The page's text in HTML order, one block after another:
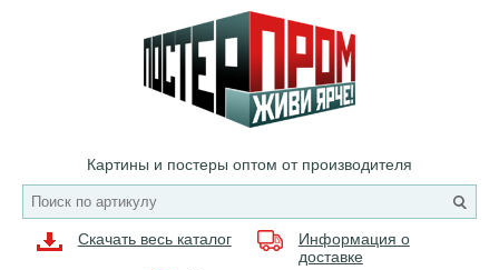
Картины и постеры оптом от производителя
Скачать весь каталог
Информация о
доставке